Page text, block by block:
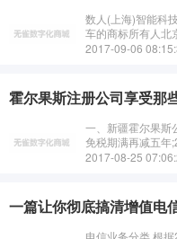
数人(上海)智能科
车的商标所有人北
300余万元。昨天
2017-09-06
霍尔果斯注册公司享受那
一、新疆霍尔果斯
免税期满再减五年
方提留50%的财政
2017-08-25
一篇让你彻底搞清增值电
电信业务分类 根据2016年修改的《电信条例》和《电信业务分类